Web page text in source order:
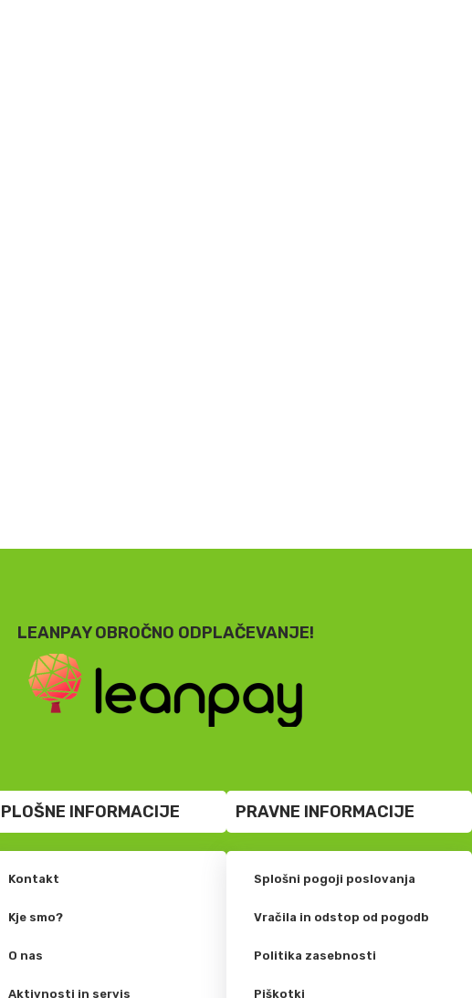
LEANPAY OBROČNO ODPLAČEVANJE!
INFORMACIJE
Kontakt
Kje smo?
O nas
Aktivnosti in servis
PRAVNE INFORMACIJE
Splošni pogoji poslovanja
Vračila in odstop od pogodb
Politika zasebnosti
Piškotki